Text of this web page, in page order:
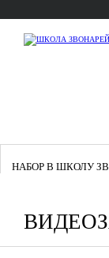
НАБОР В ШКОЛУ